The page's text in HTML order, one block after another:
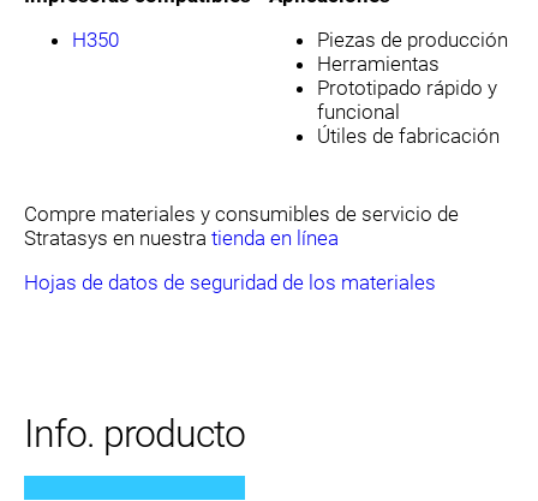
H350
Piezas de producción
Herramientas
Prototipado rápido y
funcional
Útiles de fabricación
Compre materiales y consumibles de servicio de
Stratasys en nuestra tienda en línea
Hojas de datos de seguridad de los materiales
Info. producto